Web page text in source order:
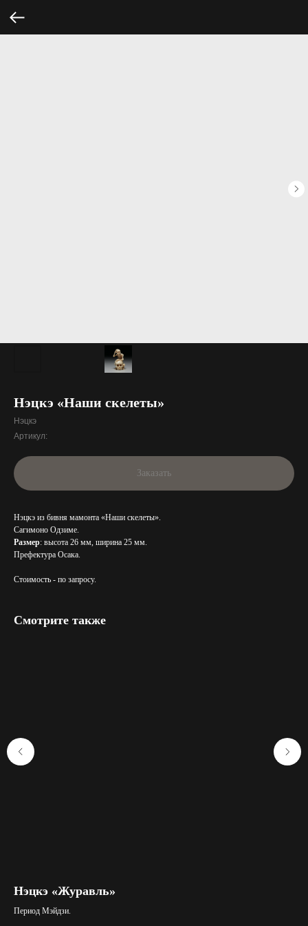
Нэцкэ «Наши скелеты»
Нэцкэ
Артикул:
Заказать
Нэцкэ из бивня мамонта «Наши скелеты».
Сагимоно Одзиме.
Размер: высота 26 мм, ширина 25 мм.
Префектура Осака.
Стоимость - по запросу.
Смотрите также
Нэцкэ «Журавль»
Период Мэйдзи.